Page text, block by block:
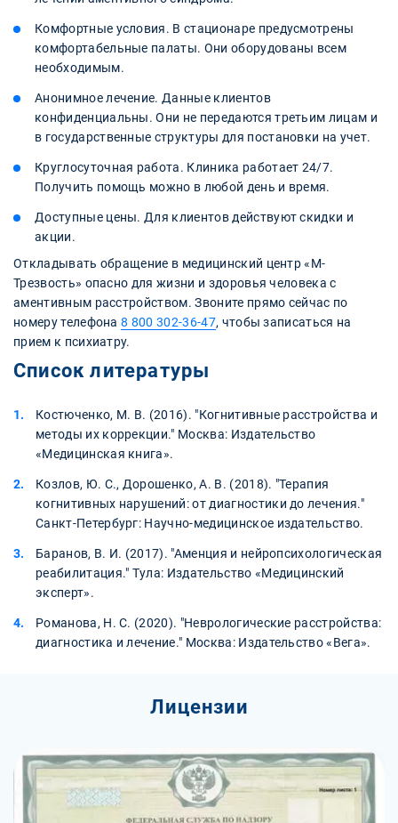
Комфортные условия. В стационаре предусмотрены
комфортабельные палаты. Они оборудованы всем
необходимым.
Анонимное лечение. Данные клиентов
конфиденциальны. Они не передаются третьим лицам и
в государственные структуры для постановки на учет.
Круглосуточная работа. Клиника работает 24/7.
Получить помощь можно в любой день и время.
Доступные цены. Для клиентов действуют скидки и
акции.
Откладывать обращение в медицинский центр «М-
Трезвость» опасно для жизни и здоровья человека с
аментивным расстройством. Звоните прямо сейчас по
номеру телефона8 800 302-36-47, чтобы записаться на
прием к психиатру.
Список литературы
Костюченко, М. В. (2016). "Когнитивные расстройства и
методы их коррекции." Москва: Издательство
«Медицинская книга».
Козлов, Ю. С., Дорошенко, А. В. (2018). "Терапия
когнитивных нарушений: от диагностики до лечения."
Санкт-Петербург: Научно-медицинское издательство.
Баранов, В. И. (2017). "Аменция и нейропсихологическая
реабилитация." Тула: Издательство «Медицинский
эксперт».
Романова, Н. С. (2020). "Неврологические расстройства:
диагностика и лечение." Москва: Издательство «Вега».
Лицензии